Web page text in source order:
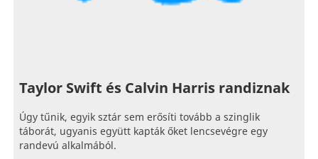
Taylor Swift és Calvin Harris randiznak
Úgy tűnik, egyik sztár sem erősíti tovább a szinglik
táborát, ugyanis együtt kapták őket lencsevégre egy
randevú alkalmából.